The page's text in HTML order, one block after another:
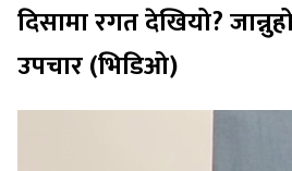
दिसामा रगत देखियो?
उपचार (भिडिओ)